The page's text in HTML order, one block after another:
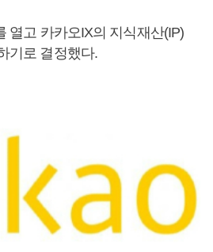
열고 카카오IX의 지식재산(IP)
기로 결정했다.